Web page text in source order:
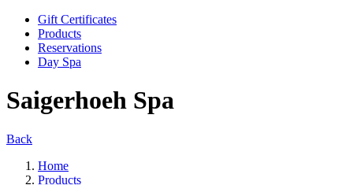
Gift Certificates
Products
Reservations
Day Spa
Saigerhoeh Spa
Back
Home
Products